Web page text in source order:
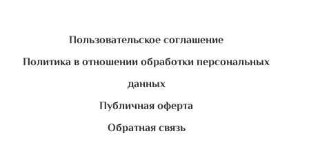
Пользовательское соглашение
Политика в отношении обработки персональных
данных
Публичная оферта
Обратная связь